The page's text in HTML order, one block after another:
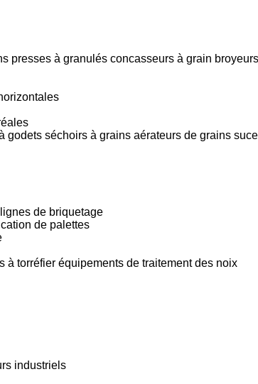
presses à granulés concasseurs à grain
godets séchoirs à grains aérateurs de grains
lignes de briquetage
de palettes
à torréfier équipements de traitement des noix
industriels